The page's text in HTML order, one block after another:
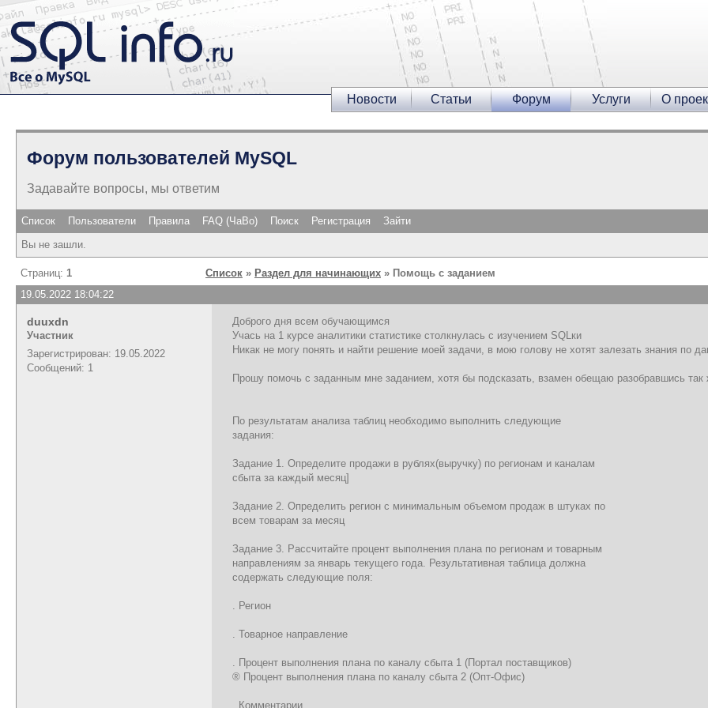
Новости Статьи Форум Услуги О
Форум пользователей MySQL
Задавайте вопросы, мы ответим
Список Пользователи Правила FAQ (ЧаВо) Поиск Регистрация
Зайти
Вы не зашли.
Страниц: 1 Список » Раздел для начинающих » Помощь с заданием
19.05.2022 18:04:22
duuxdn
Участник
Зарегистрирован: 19.05.2022
Сообщений: 1
Доброго дня всем обучающимся
Учась на 1 курсе аналитики статистике столкнулась с изучением SQLки
Никак не могу понять и найти решение моей задачи, в мою голову не хотят залезать знания по
Прошу помочь с заданным мне заданием, хотя бы подсказать, взамен обещаю разобравшись
По результатам анализа таблиц необходимо выполнить следующие
задания:
Задание 1. Определите продажи в рублях(выручку) по регионам и каналам
сбыта за каждый месяц]
Задание 2. Определить регион с минимальным объемом продаж в штуках по
всем товарам за месяц
Задание 3. Рассчитайте процент выполнения плана по регионам и товарным
направлениям за январь текущего года. Результативная таблица должна
содержать следующие поля:
. Регион
. Товарное направление
. Процент выполнения плана по каналу сбыта 1 (Портал поставщиков)
® Процент выполнения плана по каналу сбыта 2 (Опт-Офис)
. Комментарии